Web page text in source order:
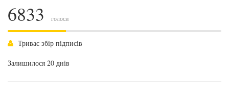
6833 голоси
Триває збір підписів
Залишилося 20 днів